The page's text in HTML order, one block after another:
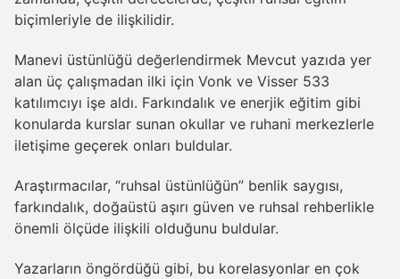
biçimleriyle de ilişkilidir.
Manevi üstünlüğü değerlendirmek Mevcut yazıda yer
alan üç çalışmadan ilki için Vonk ve Visser 533
katılımcıyı işe aldı. Farkındalık ve enerjik eğitim gibi
konularda kurslar sunan okullar ve ruhani merkezlerle
iletişime geçerek onları buldular.
Araştırmacılar, “ruhsal üstünlüğün” benlik saygısı,
farkındalık, doğaüstü aşırı güven ve ruhsal rehberlikle
önemli ölçüde ilişkili olduğunu buldular.
Yazarların öngördüğü gibi, bu korelasyonlar en çok